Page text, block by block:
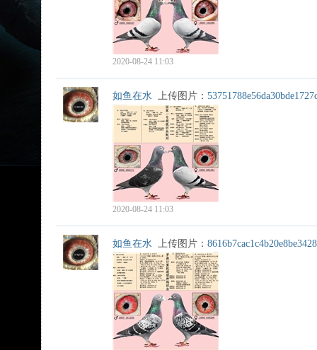
2020-08-24 11:03
如鱼在水 上传图片：
2020-08-24 11:03
如鱼在水 上传图片：